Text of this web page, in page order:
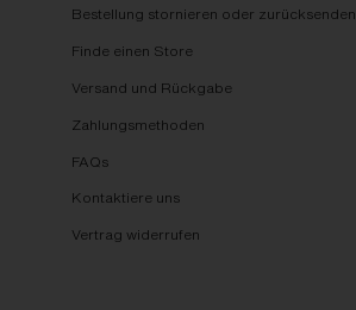
Bestellung stornieren oder zurücksenden
Finde einen Store
Versand und Rückgabe
Zahlungsmethoden
FAQs
Kontaktiere uns
Vertrag widerrufen